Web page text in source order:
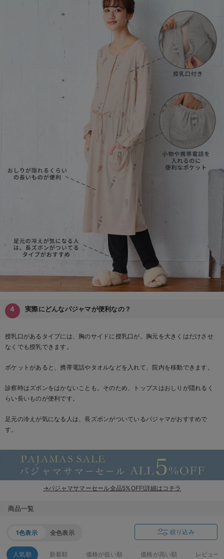
実際にどんなパジャマが便利なの？
授乳口があるタイプには、胸のサイドに授乳口が。胸元を大きくはだけさせ
なくでも授乳できます。
ポケットがあると、携帯電話やタオルなどを入れて、院内を移動できます。
診察時はズボンをはかないことも。そのため、トップスはおしりが隠れるく
らい長いものが便利です。
足元の冷えが気になる人は、長ズボンがついているパジャマがおすすめで
す。
→パジャマサマーセール全品5%OFF!詳細はコチラ
商品一覧
1色表示 全色表示 絞り込み
人気順 新着順 価格が低い順 価格が高い順 レビュー